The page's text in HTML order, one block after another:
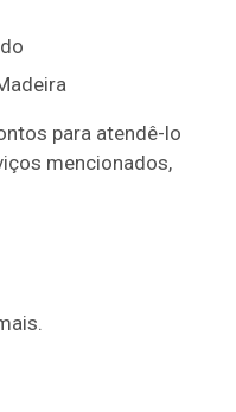
para atendê-lo
mencionados,